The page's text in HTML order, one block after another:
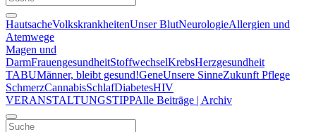
HautsacheVolkskrankheitenUnser BlutNeurologieAllergien und
Atemwege
Magen und
DarmFrauengesundheitStoffwechselKrebsHerzgesundheit
TABUMänner, bleibt gesund!GeneUnsere SinneZukunft Pflege
SchmerzCannabisSchlafDiabetesHIV
VERANSTALTUNGSTIPPAlle Beiträge | Archiv